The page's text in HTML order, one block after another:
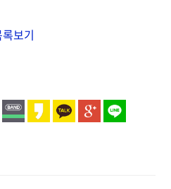
보기